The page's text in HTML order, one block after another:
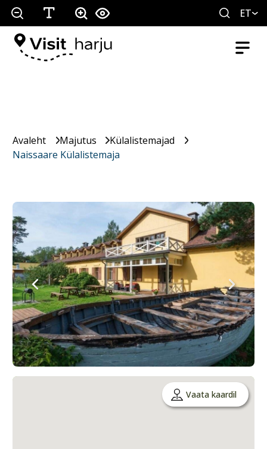
ET
Avaleht Majutus
Külalistemajad
Naissaare Külalistemaja
Vaata kaardil